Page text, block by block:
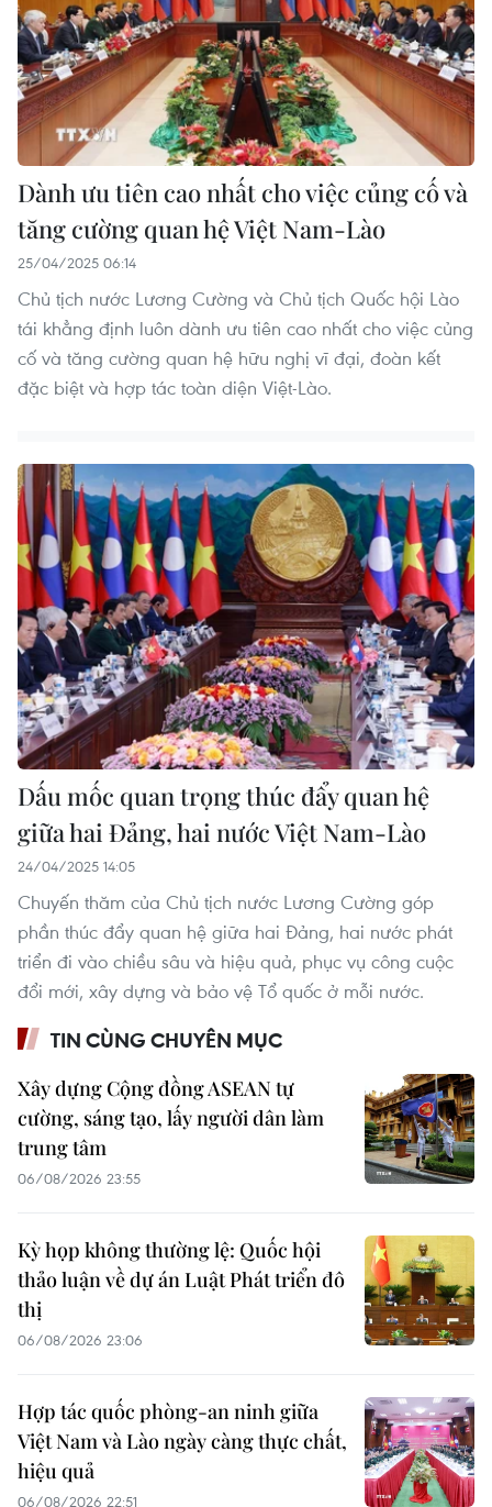
Dành ưu tiên cao nhất cho việc củng cố và
tăng cường quan hệ Việt Nam-Lào
25/04/2025 06:14
Chủ tịch nước Lương Cường và Chủ tịch Quốc hội Lào
tái khẳng định luôn dành ưu tiên cao nhất cho việc củng
cố và tăng cường quan hệ hữu nghị vĩ đại, đoàn kết
đặc biệt và hợp tác toàn diện Việt-Lào.
Dấu mốc quan trọng thúc đẩy quan hệ
giữa hai Đảng, hai nước Việt Nam-Lào
24/04/2025 14:05
Chuyến thăm của Chủ tịch nước Lương Cường góp
phần thúc đẩy quan hệ giữa hai Đảng, hai nước phát
triển đi vào chiều sâu và hiệu quả, phục vụ công cuộc
đổi mới, xây dựng và bảo vệ Tổ quốc ở mỗi nước.
TIN CÙNG CHUYÊN MỤC
Xây dựng Cộng đồng ASEAN tự
cường, sáng tạo, lấy người dân làm
trung tâm
06/08/2026 23:55
Kỳ họp không thường lệ: Quốc hội
thảo luận về dự án Luật Phát triển đô
thị
06/08/2026 23:06
Hợp tác quốc phòng-an ninh giữa
Việt Nam và Lào ngày càng thực chất,
hiệu quả
06/08/2026 22:51